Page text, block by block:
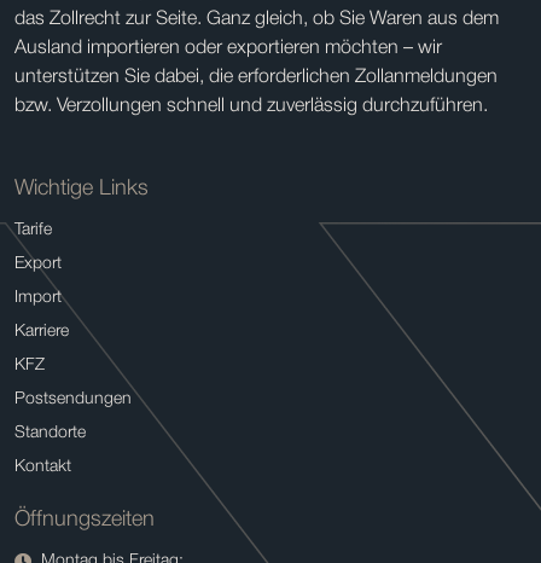
das Zollrecht zur Seite. Ganz gleich, ob Sie Waren aus dem
Ausland importieren oder exportieren möchten – wir
unterstützen Sie dabei, die erforderlichen Zollanmeldungen
bzw. Verzollungen schnell und zuverlässig durchzuführen.
Wichtige Links
Tarife
Export
Import
Karriere
KFZ
Postsendungen
Standorte
Kontakt
Öffnungszeiten